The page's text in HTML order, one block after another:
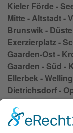
Kieler Förde -
Mitte - Altstadt -
Brunswik -
Exerzierplatz -
Gaarden-Ost -
Gaarden - Süd -
Ellerbek -
Dietrichsdorf -
Siedlung
Suchsdorf -
Schilksee -